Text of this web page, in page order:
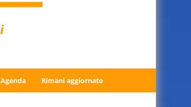
Agenda Rimani aggiornato